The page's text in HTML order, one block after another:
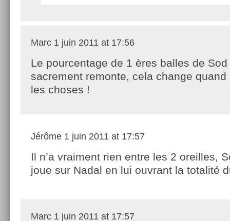
Marc 1 juin 2011 at 17:56
Le pourcentage de 1 ères balles de Sod
sacrement remonte, cela change quand
les choses !
Jérôme 1 juin 2011 at 17:57
Il n’a vraiment rien entre les 2 oreilles,
joue sur Nadal en lui ouvrant la totalité
Marc 1 juin 2011 at 17:57